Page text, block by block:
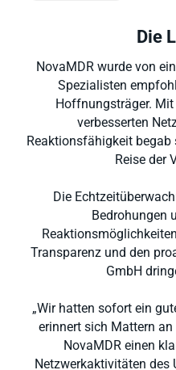
Die
NovaMDR wurde von
Spezialisten
Hoffnungsträger. Mit
verbesserten
Reaktionsfähigkeit begab
Reise der
Die
Bedrohungen
Transparenz und den
GmbH
„Wir hatten sofort ein
erinnert sich Mattern an
NovaMDR einen
Netzwerkaktivitäten des